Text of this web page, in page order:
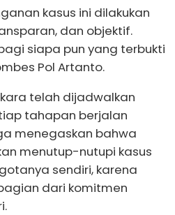
kasus ini dilakukan
dan objektif.
siapa pun yang terbukti
Pol Artanto.
telah dijadwalkan
tahapan berjalan
menegaskan bahwa
menutup-nutupi kasus
sendiri, karena
dari komitmen